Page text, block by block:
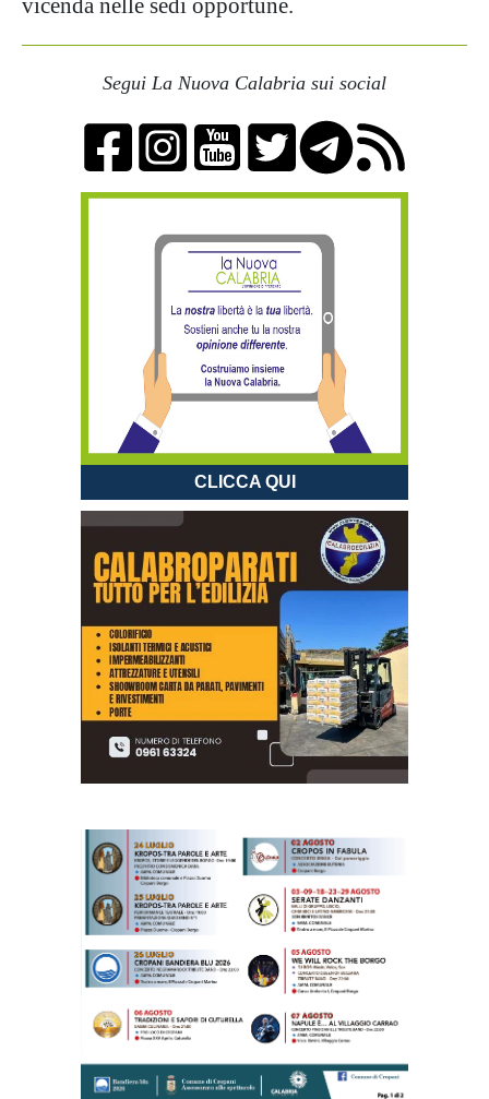
vicenda nelle sedi opportune.
Segui La Nuova Calabria sui social
CLICCA QUI